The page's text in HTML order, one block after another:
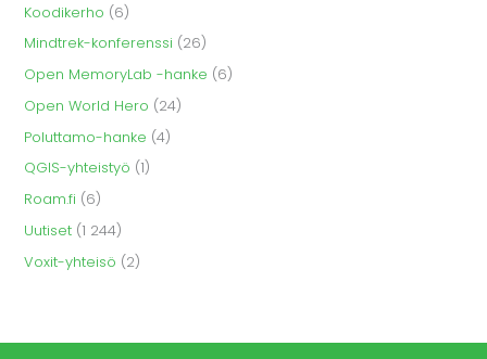
Koodikerho (6)
Mindtrek-konferenssi (26)
Open MemoryLab -hanke (6)
Open World Hero (24)
Poluttamo-hanke (4)
QGIS-yhteistyö (1)
Roam.fi (6)
Uutiset (1 244)
Voxit-yhteisö (2)